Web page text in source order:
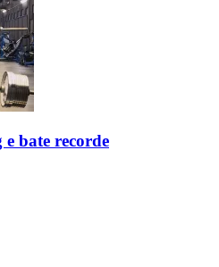
bate recorde